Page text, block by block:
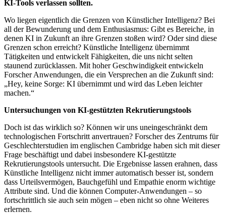
KI-Tools verlassen sollten.
Wo liegen eigentlich die Grenzen von Künstlicher Intelligenz? Bei
all der Bewunderung und dem Enthusiasmus: Gibt es Bereiche, in
denen KI in Zukunft an ihre Grenzen stoßen wird? Oder sind diese
Grenzen schon erreicht? Künstliche Intelligenz übernimmt
Tätigkeiten und entwickelt Fähigkeiten, die uns nicht selten
staunend zurücklassen. Mit hoher Geschwindigkeit entwickeln
Forscher Anwendungen, die ein Versprechen an die Zukunft sind:
„Hey, keine Sorge: KI übernimmt und wird das Leben leichter
machen.“
Untersuchungen von KI-gestützten Rekrutierungstools
Doch ist das wirklich so? Können wir uns uneingeschränkt dem
technologischen Fortschritt anvertrauen? Forscher des Zentrums für
Geschlechterstudien im englischen Cambridge haben sich mit dieser
Frage beschäftigt und dabei insbesondere KI-gestützte
Rekrutierungstools untersucht. Die Ergebnisse lassen erahnen, dass
Künstliche Intelligenz nicht immer automatisch besser ist, sondern
dass Urteilsvermögen, Bauchgefühl und Empathie enorm wichtige
Attribute sind. Und die können Computer-Anwendungen – so
fortschrittlich sie auch sein mögen – eben nicht so ohne Weiteres
erlernen.